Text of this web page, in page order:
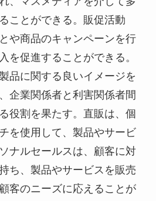
ことができる。販促活動
や商品のキャンペーンを行
を促進することができる。
品に関する良いイメージを
企業関係者と利害関係者間
役割を果たす。直販は、個
を使用して、製品やサービ
ナルセールスは、顧客に対
ち、製品やサービスを販売
客のニーズに応えることが